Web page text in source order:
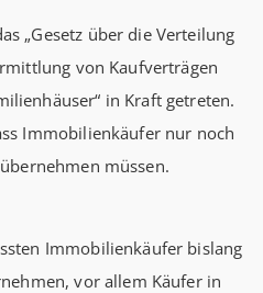
„Gesetz über die Verteilung
von Kaufverträgen
in Kraft getreten.
Immobilienkäufer nur noch
müssen.
Immobilienkäufer bislang
vor allem Käufer in